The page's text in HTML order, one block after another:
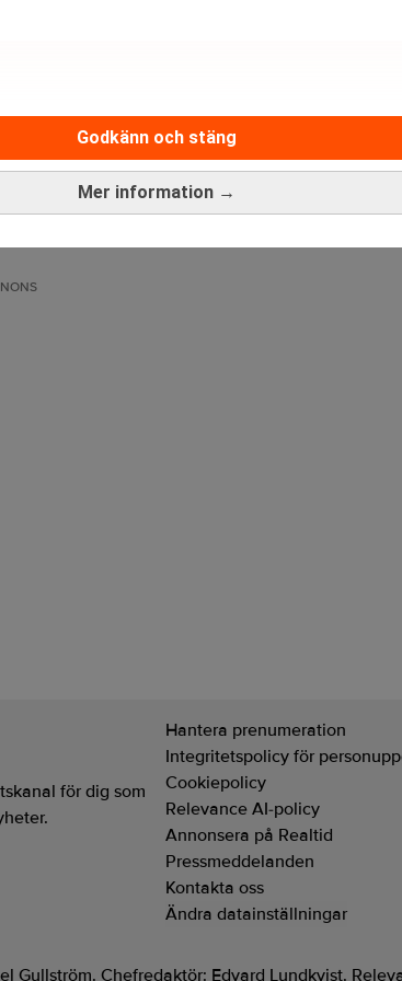
Mer information →
Godkänn och stäng
Medarbetare inom Intern
Sista ansökningsdag:
bubbla men kommer